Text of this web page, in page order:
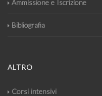
Ammissione e Iscrizione
Bibliografia
ALTRO
Corsi intensivi